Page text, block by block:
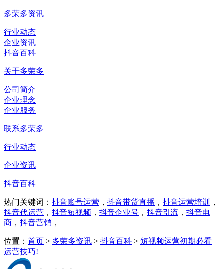
多荣多资讯
行业动态
企业资讯
抖音百科
关于多荣多
公司简介
企业理念
企业服务
联系多荣多
行业动态
企业资讯
抖音百科
热门关键词： 抖音账号运营 ， 抖音带货直播 ， 抖音运营培训
，
抖音代运营 ， 抖音短视频 ， 抖音企业号 ， 抖音引流 ， 抖音电
商 ， 抖音营销 ，
位置： 首页 > 多荣多资讯 > 抖音百科 > 短视频运营初期必看
运营技巧!